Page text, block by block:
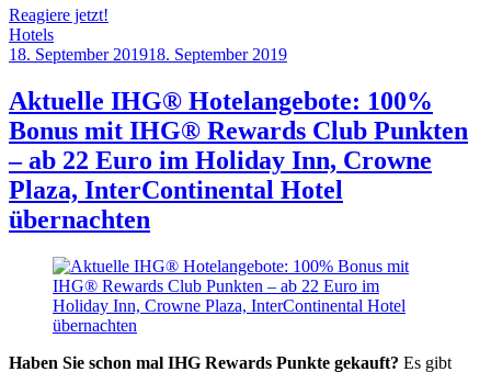
Reagiere jetzt!
Hotels
18. September 201918. September 2019
Allan
Aktuelle IHG® Hotelangebote: 100%
Bonus mit IHG® Rewards Club Punkten
– ab 22 Euro im Holiday Inn, Crowne
Plaza, InterContinental Hotel
übernachten
Haben Sie schon mal IHG Rewards Punkte gekauft? Es gibt